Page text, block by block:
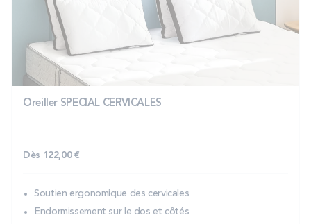
Oreiller SPECIAL CERVICALES
Dès 122,00 €
Soutien ergonomique des cervicales
Endormissement sur le dos et côtés